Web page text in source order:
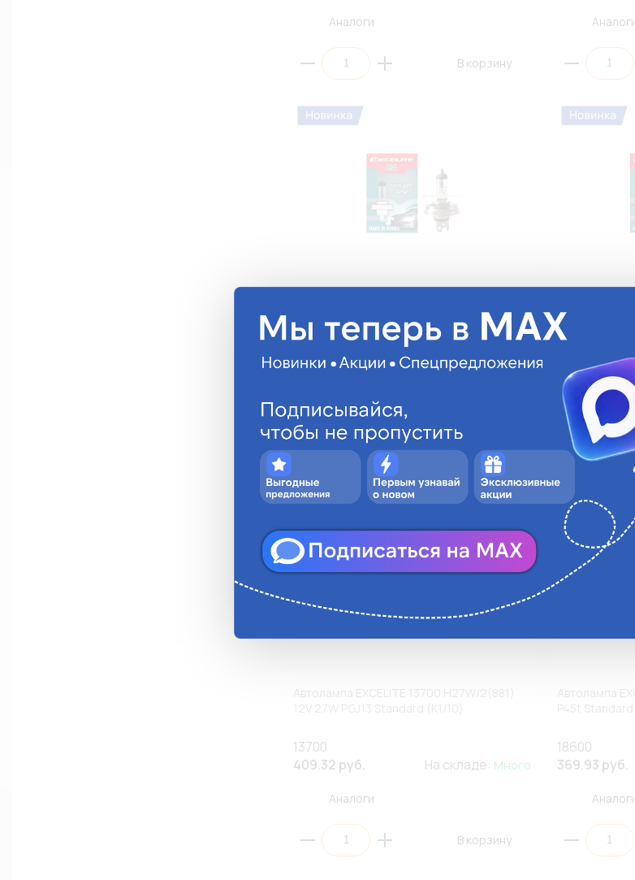
Аналоги
В корзину
P45t Standard (К1/10)
13414
На складе:
Аналоги
В корзину
Автолампа
P45t
437.56 руб.
Аналоги
Автолампа EXCELITE 13700 H27W/2(881)
12V 27W PGJ13 Standard (К1/10)
13700
409.32 руб.
На складе: Много
Аналоги
В корзину
Автолампа
P45t Standard
18600
369.93 руб.